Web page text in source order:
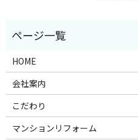
HOME
会社案内
こだわり
マンションリフォーム